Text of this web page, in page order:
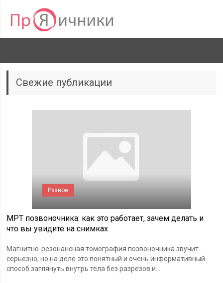
Свежие публикации
Разное
МРТ позвоночника: как это работает, зачем делать и
что вы увидите на снимках
Магнитно-резонансная томография позвоночника звучит
серьёзно, но на деле это понятный и очень информативный
способ заглянуть внутрь тела без разрезов и...